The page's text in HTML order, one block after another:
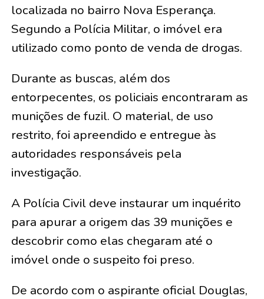
localizada no bairro Nova Esperança.
Segundo a Polícia Militar, o imóvel era
utilizado como ponto de venda de drogas.
Durante as buscas, além dos
entorpecentes, os policiais encontraram as
munições de fuzil. O material, de uso
restrito, foi apreendido e entregue às
autoridades responsáveis pela
investigação.
A Polícia Civil deve instaurar um inquérito
para apurar a origem das 39 munições e
descobrir como elas chegaram até o
imóvel onde o suspeito foi preso.
De acordo com o aspirante oficial Douglas,